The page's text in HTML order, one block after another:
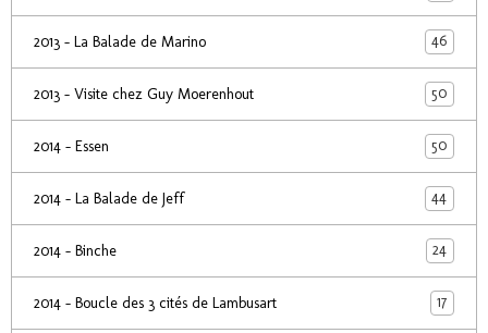
2013 - La Balade de Marino 46
2013 - Visite chez Guy Moerenhout 50
2014 - Essen 50
2014 - La Balade de Jeff 44
2014 - Binche 24
2014 - Boucle des 3 cités de Lambusart 17